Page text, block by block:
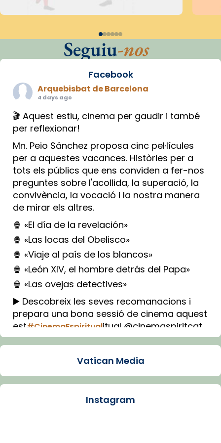
Seguiu-nos
Facebook
Arquebisbat de Barcelona
4 days ago
🎬 Aquest estiu, cinema per gaudir i també
per reflexionar!
Mn. Peio Sánchez proposa cinc pel·lícules
per a aquestes vacances. Històries per a
tots els públics que ens conviden a fer-nos
preguntes sobre l'acollida, la superació, la
convivència, la vocació i la nostra manera
de mirar els altres.
🍿 «El día de la revelación»
🍿 «Las locas del Obelisco»
🍿 «Viaje al país de los blancos»
🍿 «León XIV, el hombre detrás del Papa»
🍿 «Las ovejas detectives»
▶️ Descobreix les seves recomanacions i
prepara una bona sessió de cinema aquest
est#CinemaEspiritualitual @cinemaspiritcat
Imatge: Generada amb IA (OpenAI)
Arquebisbat de Barcelona
Vatican Media
Instagram